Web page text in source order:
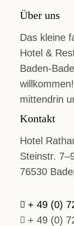
Über uns
Das kleine
Hotel &
Baden-
mittendrin
Kontakt
Hotel
Steinstr.
76530
+ 49 (0)
+ 49 (0)